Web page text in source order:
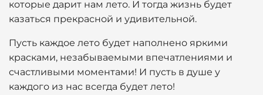
которые дарит нам лето. И тогда жизнь будет
казаться прекрасной и удивительной.
Пусть каждое лето будет наполнено яркими
красками, незабываемыми впечатлениями и
счастливыми моментами! И пусть в душе у
каждого из нас всегда будет лето!